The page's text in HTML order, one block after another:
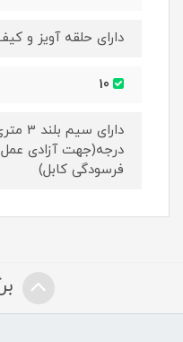
دارای حلقه آویز و
درجه(جهت آزادی عمل
فرسودگی کابل)